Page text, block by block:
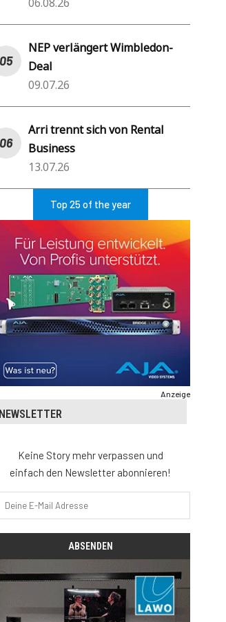
NEP verlängert Wimbledon-
Deal
09.07.26
Arri trennt sich von Rental
Business
13.07.26
Top 25 of the year
Anzeige
NEWSLETTER
Keine Story mehr verpassen und
einfach den Newsletter abonnieren!